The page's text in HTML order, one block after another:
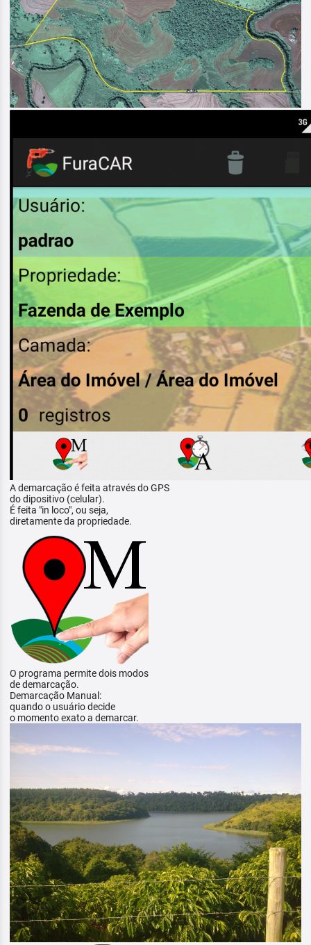
A demarcação é feita através do GPS
do dipositivo (celular).
É feita "in loco", ou seja,
diretamente da propriedade.
O programa permite dois modos
de demarcação.
Demarcação Manual:
quando o usuário decide
o momento exato a demarcar.